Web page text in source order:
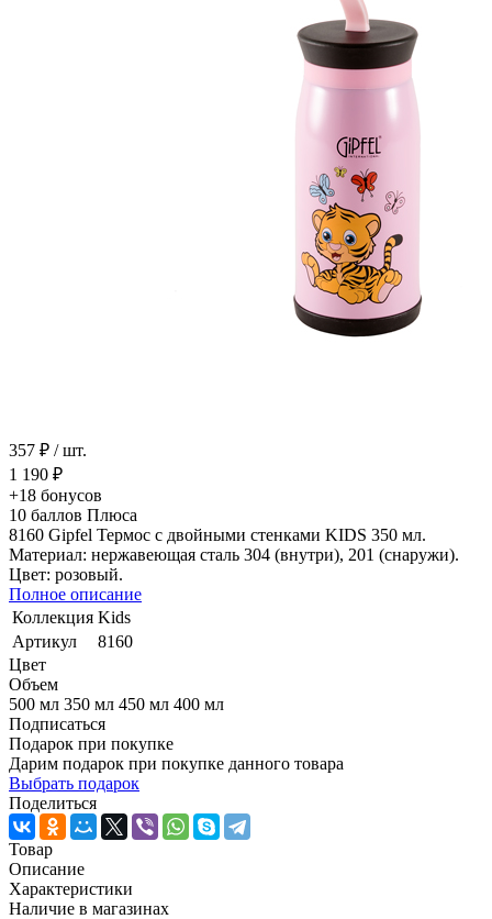
357 ₽ / шт.
1 190 ₽
+18 бонусов
10 баллов Плюса
8160 Gipfel Термос с двойными стенками KIDS 350 мл.
Материал: нержавеющая сталь 304 (внутри), 201 (снаружи).
Цвет: розовый.
Полное описание
Коллекция Kids
Артикул
8160
Цвет
Объем
500 мл 350 мл 450 мл 400 мл
Подписаться
Подарок при покупке
Дарим подарок при покупке данного товара
Выбрать подарок
Поделиться
Товар
Описание
Характеристики
Наличие в магазинах